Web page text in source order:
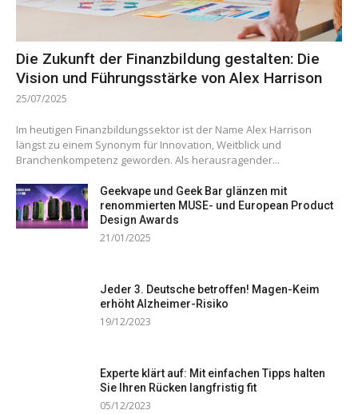
Die Zukunft der Finanzbildung gestalten: Die
Vision und Führungsstärke von Alex Harrison
25/07/2025
Im heutigen Finanzbildungssektor ist der Name Alex Harrison
längst zu einem Synonym für Innovation, Weitblick und
Branchenkompetenz geworden. Als herausragender...
Geekvape und Geek Bar glänzen mit
renommierten MUSE- und European Product
Design Awards
21/01/2025
Jeder 3. Deutsche betroffen! Magen-Keim
erhöht Alzheimer-Risiko
19/12/2023
Experte klärt auf: Mit einfachen Tipps halten
Sie Ihren Rücken langfristig fit
05/12/2023